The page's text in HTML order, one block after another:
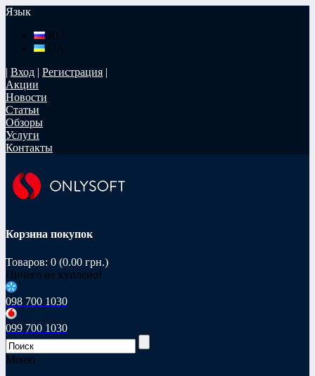
Язык
RU
UA
| Вход | Регистрация |
Акции
Новости
Статьи
Обзоры
Услуги
Контакты
Корзина покупок
Товаров: 0 (0.00 грн.)
Ничего не куплено!
098 700 1030
099 700 1030
Меню